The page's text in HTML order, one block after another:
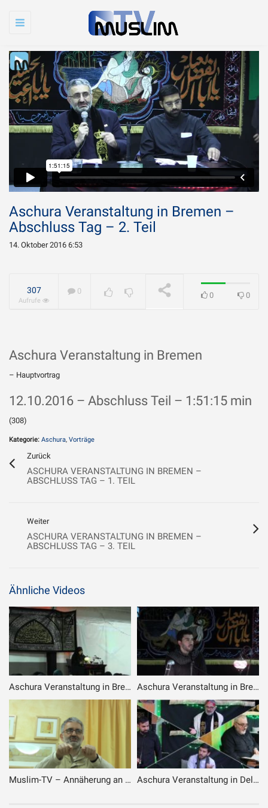
Toggle
Aschura Veranstaltung in Bremen –
Abschluss Tag – 2. Teil
14. Oktober 2016 6:53
307
Aufrufe
0 0 0
Aschura Veranstaltung in Bremen
– Hauptvortrag
12.10.2016 – Abschluss Teil – 1:51:15 min
(308)
Kategorie: Aschura, Vorträge
Zurück
ASCHURA VERANSTALTUNG IN BREMEN –
ABSCHLUSS TAG – 1. TEIL
Weiter
ASCHURA VERANSTALTUNG IN BREMEN –
ABSCHLUSS TAG – 3. TEIL
Ähnliche Videos
Aschura Veranstaltung in Bremen – 24.09.2017 – 3. Tag Aschura Veranstaltung in Bremen – 4. Tag – 1. Teil
Muslim-TV – Annäherung an Allah – 25.04.2019 Aschura Veranstaltung in Delmenhorst – 29.08.2020 – 9. Muharram / 10. Veranstaltung